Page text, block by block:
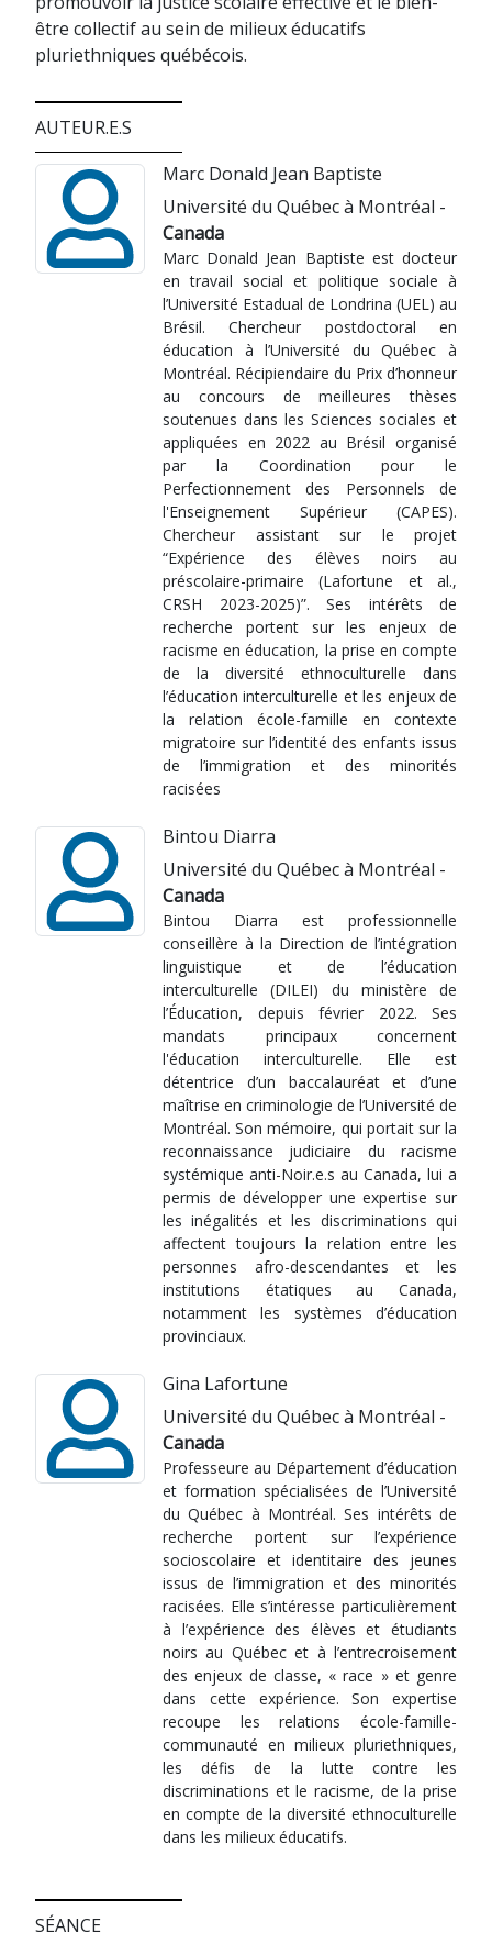
être collectif au sein de milieux éducatifs
pluriethniques québécois.
AUTEUR.E.S
Marc Donald Jean Baptiste
Université du Québec à Montréal -
Canada
Marc Donald Jean Baptiste est docteur
en travail social et politique sociale à
l’Université Estadual de Londrina (UEL) au
Brésil. Chercheur postdoctoral en
éducation à l’Université du Québec à
Montréal. Récipiendaire du Prix d’honneur
au concours de meilleures thèses
soutenues dans les Sciences sociales et
appliquées en 2022 au Brésil organisé
par la Coordination pour le
Perfectionnement des Personnels de
l'Enseignement Supérieur (CAPES).
Chercheur assistant sur le projet
“Expérience des élèves noirs au
préscolaire-primaire (Lafortune et al.,
CRSH 2023-2025)”. Ses intérêts de
recherche portent sur les enjeux de
racisme en éducation, la prise en compte
de la diversité ethnoculturelle dans
l’éducation interculturelle et les enjeux de
la relation école-famille en contexte
migratoire sur l’identité des enfants issus
de l’immigration et des minorités
racisées
Bintou Diarra
Université du Québec à Montréal -
Canada
Bintou Diarra est professionnelle
conseillère à la Direction de l’intégration
linguistique et de l’éducation
interculturelle (DILEI) du ministère de
l’Éducation, depuis février 2022. Ses
mandats principaux concernent
l'éducation interculturelle. Elle est
détentrice d’un baccalauréat et d’une
maîtrise en criminologie de l’Université de
Montréal. Son mémoire, qui portait sur la
reconnaissance judiciaire du racisme
systémique anti-Noir.e.s au Canada, lui a
permis de développer une expertise sur
les inégalités et les discriminations qui
affectent toujours la relation entre les
personnes afro-descendantes et les
institutions étatiques au Canada,
notamment les systèmes d’éducation
provinciaux.
Gina Lafortune
Université du Québec à Montréal -
Canada
Professeure au Département d’éducation
et formation spécialisées de l’Université
du Québec à Montréal. Ses intérêts de
recherche portent sur l’expérience
socioscolaire et identitaire des jeunes
issus de l’immigration et des minorités
racisées. Elle s’intéresse particulièrement
à l’expérience des élèves et étudiants
noirs au Québec et à l’entrecroisement
des enjeux de classe, « race » et genre
dans cette expérience. Son expertise
recoupe les relations école-famille-
communauté en milieux pluriethniques,
les défis de la lutte contre les
discriminations et le racisme, de la prise
en compte de la diversité ethnoculturelle
dans les milieux éducatifs.
SÉANCE